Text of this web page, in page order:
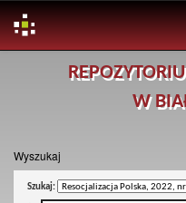
W
Wyszukaj
Szukaj: